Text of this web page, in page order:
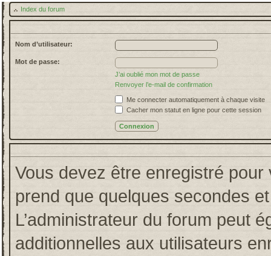
Index du forum
Nom d’utilisateur:
Mot de passe:
J’ai oublié mon mot de passe
Renvoyer l’e-mail de confirmation
Me connecter automatiquement à chaque visite
Cacher mon statut en ligne pour cette session
Vous devez être enregistré pour
prend que quelques secondes
L’administrateur du forum peut
additionnelles aux utilisateurs